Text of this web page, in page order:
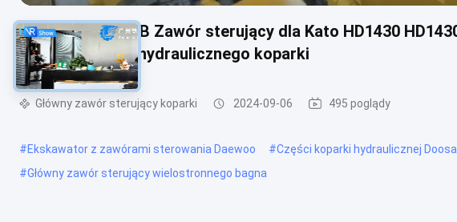
C0170-55064 KYB Zawór sterujący dla Kato HD1430
części systemu hydraulicznego koparki
Główny zawór sterujący koparki 2024-09-06 495 poglądy
#Ekskawator z zawórami sterowania Daewoo #Części koparki hydraulicznej
#Główny zawór sterujący wielostronnego bagna